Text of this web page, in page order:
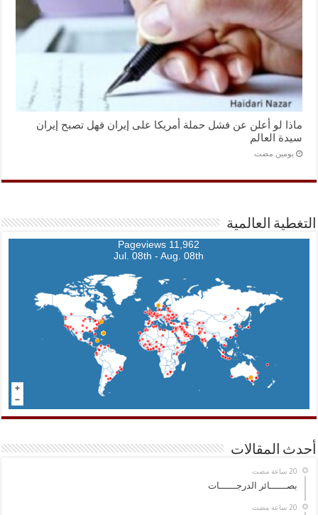
ماذا لو أعلن عن فشل حملة أمريكا على إيران فهل تصبح إيران
سيدة العالم
‏يومين مضت
التغطية العالمية
11,962 Pageviews
Jul. 08th - Aug. 08th
أحدث المقالات
بصــــــائر الدرجــــــات